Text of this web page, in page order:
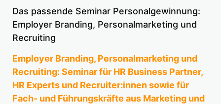
Das passende Seminar Personalgewinnung:
Employer Branding, Personalmarketing und
Recruiting
Employer Branding, Personalmarketing und
Recruiting: Seminar für HR Business Partner,
HR Experts und Recruiter:innen sowie für
Fach- und Führungskräfte aus Marketing und